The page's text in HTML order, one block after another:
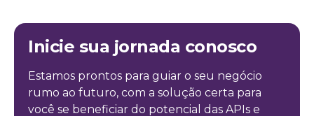
Inicie sua jornada conosco
Estamos prontos para guiar o seu negócio
rumo ao futuro, com a solução certa para
você se beneficiar do potencial das APIs e